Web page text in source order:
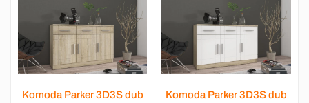
Komoda Parker 3D3S dub
Komoda Parker 3D3S dub